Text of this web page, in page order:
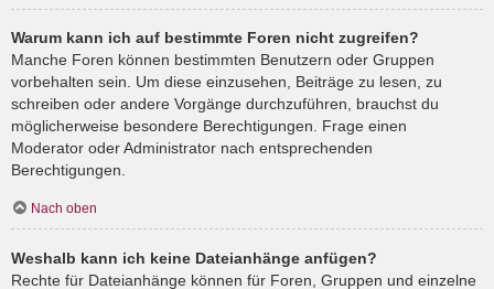
Warum kann ich auf bestimmte Foren nicht zugreifen?
Manche Foren können bestimmten Benutzern oder Gruppen
vorbehalten sein. Um diese einzusehen, Beiträge zu lesen, zu
schreiben oder andere Vorgänge durchzuführen, brauchst du
möglicherweise besondere Berechtigungen. Frage einen
Moderator oder Administrator nach entsprechenden
Berechtigungen.
Nach oben
Weshalb kann ich keine Dateianhänge anfügen?
Rechte für Dateianhänge können für Foren, Gruppen und einzelne